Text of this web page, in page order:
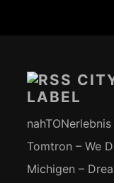
LABEL
Tomtron – We
Michigen –